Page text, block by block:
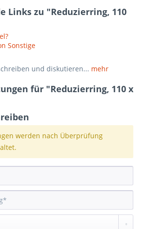
Links zu "Reduzierring, 110
Sonstige
und diskutieren... mehr
für "Reduzierring, 110 x
werden nach Überprüfung